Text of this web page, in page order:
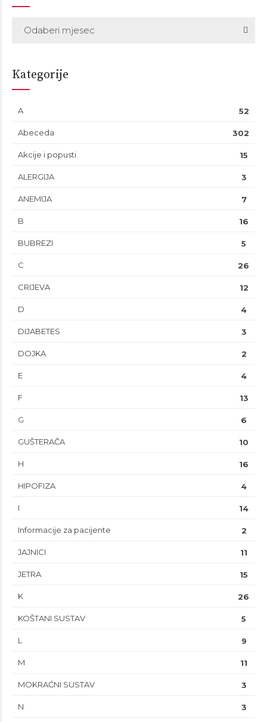
Odaberi mjesec
Kategorije
A 52
Abeceda 302
Akcije i popusti 15
ALERGIJA 3
ANEMIJA 7
B 16
BUBREZI 5
C 26
CRIJEVA 12
D 4
DIJABETES 3
DOJKA 2
E 4
F 13
G 6
GUŠTERAČA 10
H 16
HIPOFIZA 4
I 14
Informacije za pacijente 2
JAJNICI 11
JETRA 15
K 26
KOŠTANI SUSTAV 5
L 9
M 11
MOKRAĆNI SUSTAV 3
N 3